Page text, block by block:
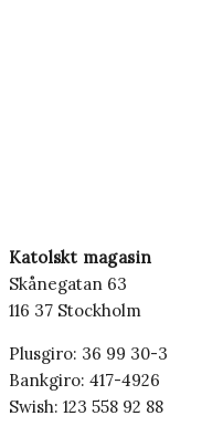
Katolskt magasin
Skånegatan 63
116 37 Stockholm
Plusgiro: 36 99 30-3
Bankgiro: 417-4926
Swish: 123 558 92 88